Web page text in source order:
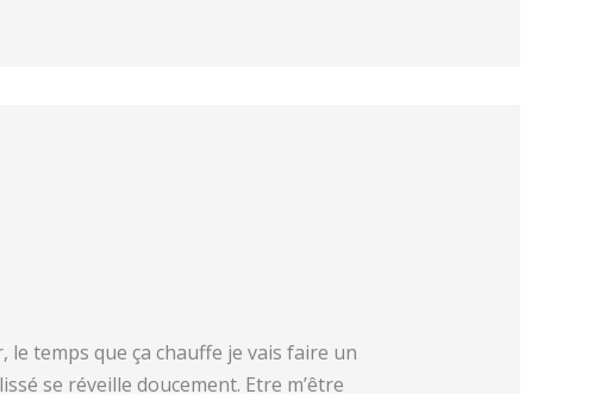
temps que ça chauffe je vais faire un
se réveille doucement. Etre m’être